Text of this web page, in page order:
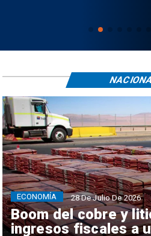
Boom del cobre y
ingresos fiscales a
ECONOMÍA 28 De Julio De 2026